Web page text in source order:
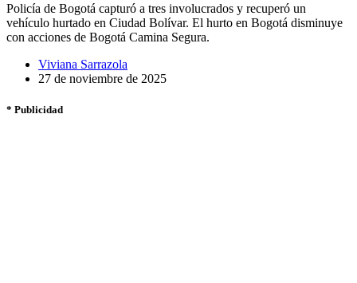
Policía de Bogotá capturó a tres involucrados y recuperó un
vehículo hurtado en Ciudad Bolívar. El hurto en Bogotá disminuye
con acciones de Bogotá Camina Segura.
Viviana Sarrazola
27 de noviembre de 2025
* Publicidad